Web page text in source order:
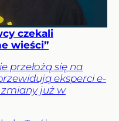
czekali
wieści”
przełożą się na
eksperci e-
już w